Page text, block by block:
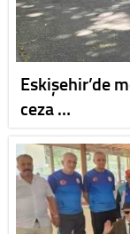
Eskişehir’de
ceza …